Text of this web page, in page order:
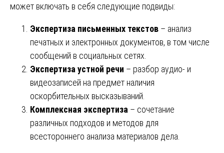
может включать в себя следующие подвиды:
Экспертиза письменных текстов – анализ
печатных и электронных документов, в том числе
сообщений в социальных сетях.
Экспертиза устной речи – разбор аудио- и
видеозаписей на предмет наличия
оскорбительных высказываний.
Комплексная экспертиза – сочетание
различных подходов и методов для
всестороннего анализа материалов дела.